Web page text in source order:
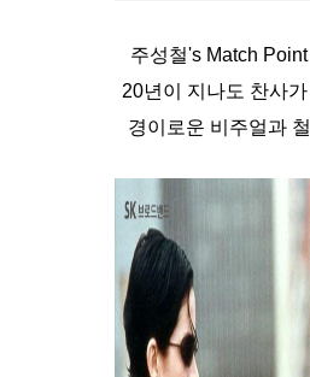
주성철's Match
20년이 지나도 찬사
경이로운 비주얼과